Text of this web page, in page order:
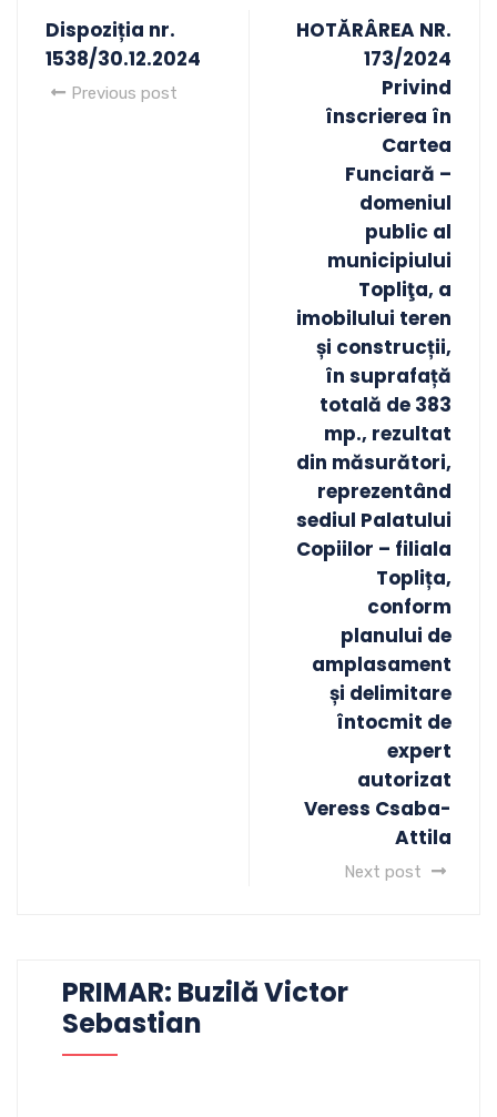
Dispoziția nr.
1538/30.12.2024
Previous post
HOTĂRÂREA NR.
173/2024
Privind
înscrierea în
Cartea
Funciară –
domeniul
public al
municipiului
Topliţa, a
imobilului teren
și construcții,
în suprafață
totală de 383
mp., rezultat
din măsurători,
reprezentând
sediul Palatului
Copiilor – filiala
Toplița,
conform
planului de
amplasament
și delimitare
întocmit de
expert
autorizat
Veress Csaba-
Attila
Next post
PRIMAR: Buzilă Victor
Sebastian